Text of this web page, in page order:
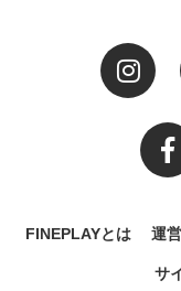
FINEPLAYとは 運
サ